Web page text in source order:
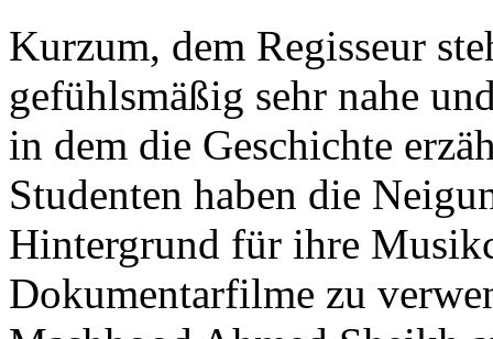
Kurzum, dem Regisseur
gefühlsmäßig sehr nahe
in dem die Geschichte
Studenten haben die
Hintergrund für ihre
Dokumentarfilme zu